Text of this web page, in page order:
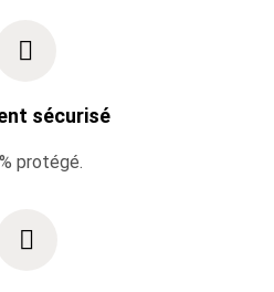
sécurisé
protégé.